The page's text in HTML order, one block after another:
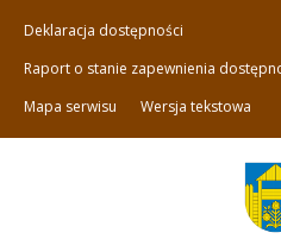
Deklaracja dostępności
Raport o stanie zapewnienia
Mapa serwisu
Wersja tekstowa